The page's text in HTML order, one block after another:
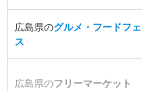
広島県のグルメ・フードフェ
ス
広島県のフリーマーケット